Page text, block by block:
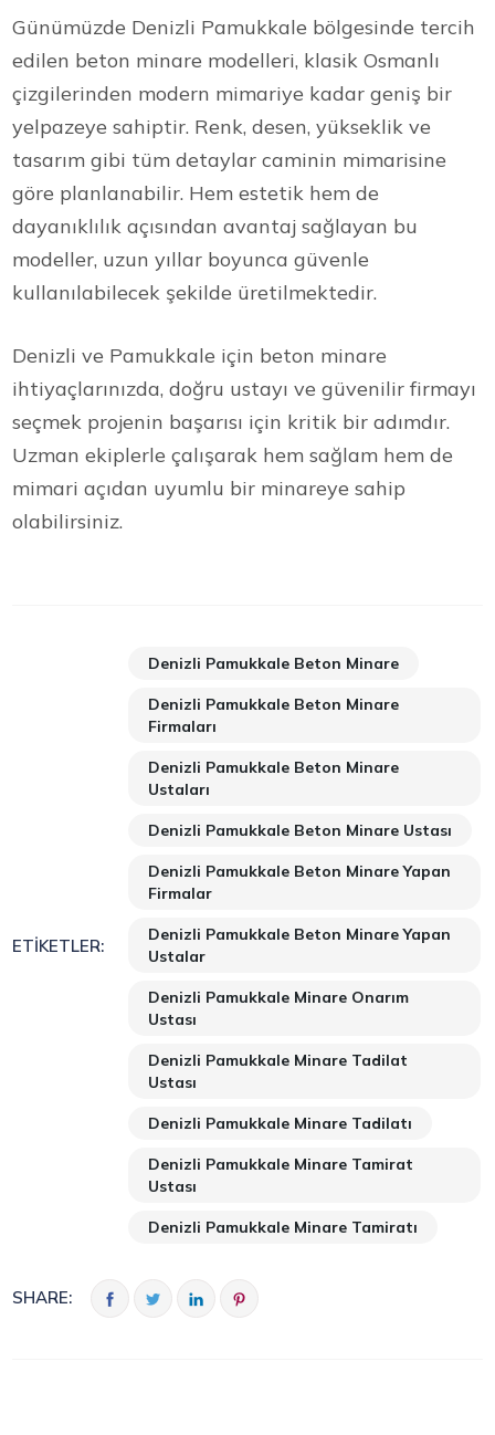
Günümüzde Denizli Pamukkale bölgesinde tercih
edilen beton minare modelleri, klasik Osmanlı
çizgilerinden modern mimariye kadar geniş bir
yelpazeye sahiptir. Renk, desen, yükseklik ve
tasarım gibi tüm detaylar caminin mimarisine
göre planlanabilir. Hem estetik hem de
dayanıklılık açısından avantaj sağlayan bu
modeller, uzun yıllar boyunca güvenle
kullanılabilecek şekilde üretilmektedir.
Denizli ve Pamukkale için beton minare
ihtiyaçlarınızda, doğru ustayı ve güvenilir firmayı
seçmek projenin başarısı için kritik bir adımdır.
Uzman ekiplerle çalışarak hem sağlam hem de
mimari açıdan uyumlu bir minareye sahip
olabilirsiniz.
ETIKETLER:
Denizli Pamukkale Beton Minare
Denizli Pamukkale Beton Minare
Firmaları
Denizli Pamukkale Beton Minare
Ustaları
Denizli Pamukkale Beton Minare Ustası
Denizli Pamukkale Beton Minare Yapan
Firmalar
Denizli Pamukkale Beton Minare Yapan
Ustalar
Denizli Pamukkale Minare Onarım
Ustası
Denizli Pamukkale Minare Tadilat
Ustası
Denizli Pamukkale Minare Tadilatı
Denizli Pamukkale Minare Tamirat
Ustası
Denizli Pamukkale Minare Tamiratı
SHARE: